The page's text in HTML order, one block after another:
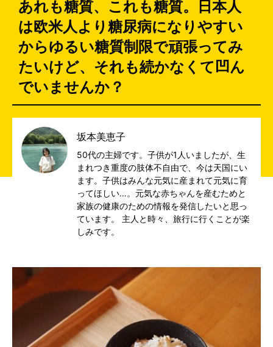
あれも糖質、これも糖質。日本人
は欧米人より糖尿病になりやすい
からゆるい糖質制限で頑張ってみ
たいけど、それも続かなくて凹ん
でいませんか？
坂本美恵子
50代の主婦です。子供が1人いましたが、生
まれつき重度の肢体不自由で、今は天国にい
ます。子供はみんな元気に産まれて元気に育
ってほしい…。元気な赤ちゃんを産むためと
家族の健康のための情報を発信したいと思っ
ています。 主人と時々、旅行に行くことが楽
しみです。